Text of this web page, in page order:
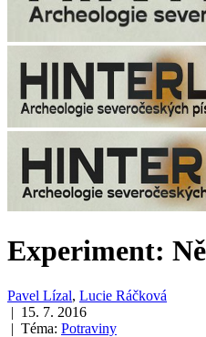
Experiment:
Pavel Lízal, Lucie Ráčková
| 15. 7. 2016
| Téma: Potraviny